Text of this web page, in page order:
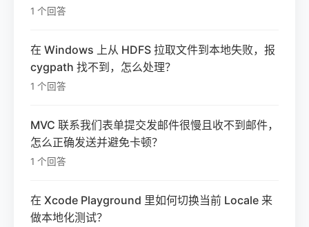
1 个回答
在 Windows 上从 HDFS 拉取文件到本地失败，报
cygpath 找不到，怎么处理？
1 个回答
MVC 联系我们表单提交发邮件很慢且收不到邮件，
怎么正确发送并避免卡顿？
1 个回答
在 Xcode Playground 里如何切换当前 Locale 来
做本地化测试？